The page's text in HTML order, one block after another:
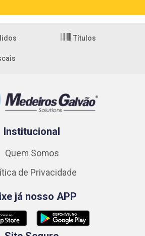
Títulos
Institucional
Quem Somos
de Privacidade
já nosso APP